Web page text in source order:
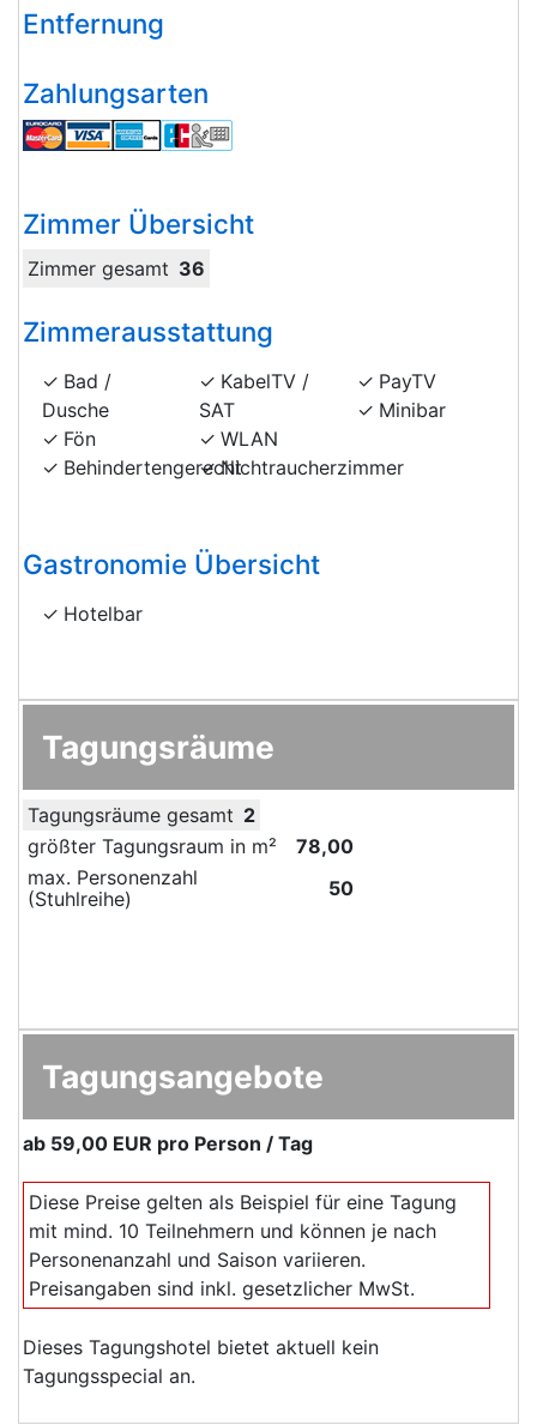
Entfernung
Zahlungsarten
Zimmer Übersicht
Zimmer gesamt 36
Zimmerausstattung
Bad /
Dusche
Fön
Behindertengerecht
KabelTV /
SAT
WLAN
Nichtraucherzimmer
PayTV
Minibar
Gastronomie Übersicht
Hotelbar
Tagungsräume
Tagungsräume gesamt 2
größter Tagungsraum in m²
78,00
max. Personenzahl
(Stuhlreihe)
50
Tagungsangebote
ab 59,00 EUR pro Person / Tag
Diese Preise gelten als Beispiel für eine Tagung
mit mind. 10 Teilnehmern und können je nach
Personenanzahl und Saison variieren.
Preisangaben sind inkl. gesetzlicher MwSt.
Dieses Tagungshotel bietet aktuell kein
Tagungsspecial an.